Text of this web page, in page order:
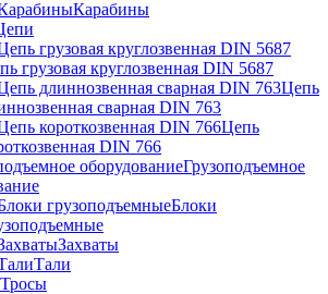
Карабины
грузовая круглозвенная DIN 5687
Цепь
сварная DIN 763
Цепь
DIN 766
Грузоподъемное
Блоки
Захваты
Тали
Тросы